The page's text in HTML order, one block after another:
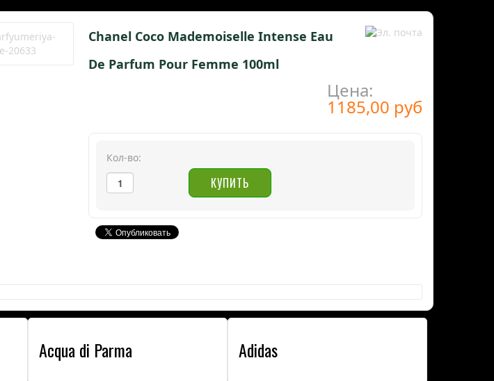
Chanel Coco Mademoiselle Intense Eau
De Parfum Pour Femme 100ml
Цена:
1185,00 руб
Кол-во:
Acqua di Parma Adidas